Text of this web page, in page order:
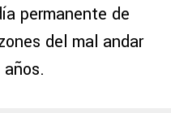
permanente de
del mal andar